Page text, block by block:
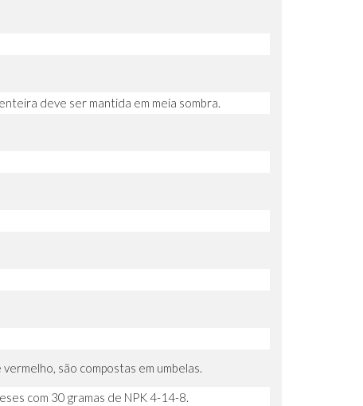
deve ser mantida em meia sombra.
são compostas em umbelas.
com 30 gramas de NPK 4-14-8.